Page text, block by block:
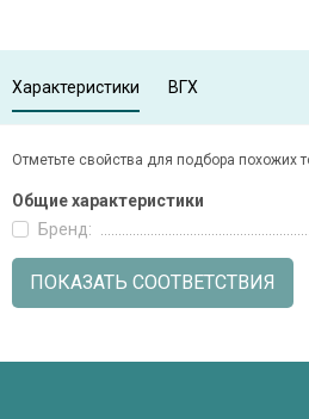
Характеристики ВГХ
Отметьте свойства для подбора похожих
Общие характеристики
Бренд:
ПОКАЗАТЬ СООТВЕТСТВИЯ